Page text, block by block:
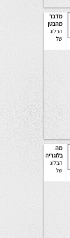
מדבר
מהבטן
הבלוג
של
מה
בלוגריה
הבלוג
של